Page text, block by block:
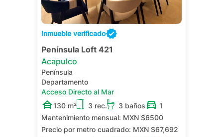
Inmueble verificado
Península Loft 421
Acapulco
Península
Departamento
Acceso Directo al Mar
130 m²
3 rec. 3 baños
1
Mantenimiento mensual: MXN $6500
Precio por metro cuadrado: MXN $67,692